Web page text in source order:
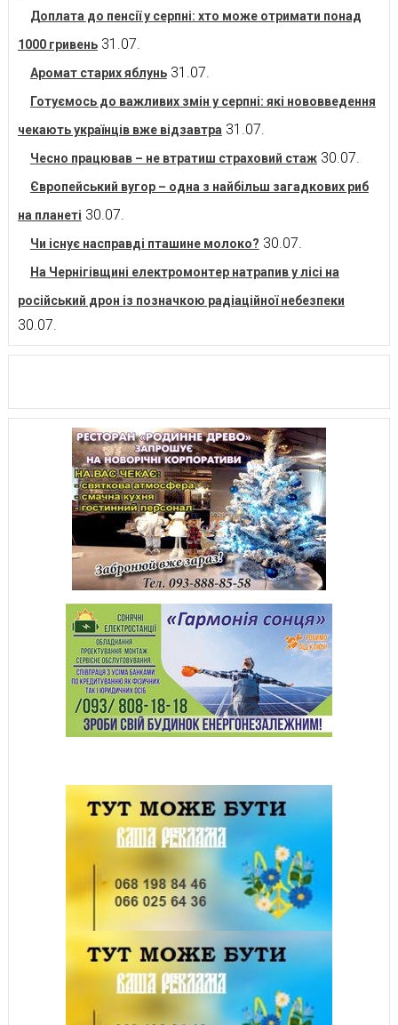
Доплата до пенсії у серпні: хто може отримати понад
1000 гривень 31.07.
Аромат старих яблунь 31.07.
Готуємось до важливих змін у серпні: які нововведення
чекають українців вже відзавтра 31.07.
Чесно працював – не втратиш страховий стаж 30.07.
Європейський вугор – одна з найбільш загадкових риб
на планеті 30.07.
Чи існує насправді пташине молоко? 30.07.
На Чернігівщині електромонтер натрапив у лісі на
російський дрон із позначкою радіаційної небезпеки
30.07.